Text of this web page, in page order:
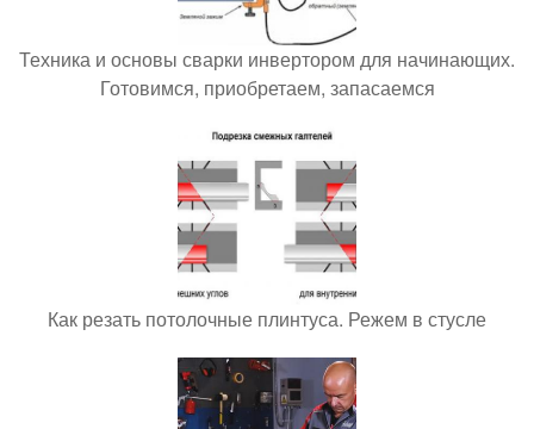
Техника и основы сварки инвертором для начинающих.
Готовимся, приобретаем, запасаемся
Как резать потолочные плинтуса. Режем в стусле